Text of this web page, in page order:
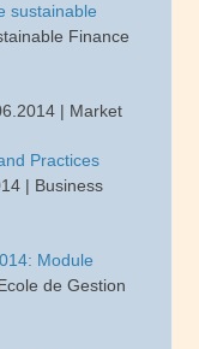
sustainable
Finance
| Market
Practices
| Business
Module
de Gestion